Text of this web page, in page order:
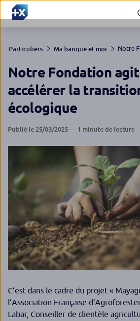
Particuliers Ma banque et moi Notre
Notre Fondation
accélérer la
écologique
Publié le 25/03/2025 — 1 minute de lecture
C’est dans le cadre du projet «
l’Association Française
Labar, Conseiller de clientèle